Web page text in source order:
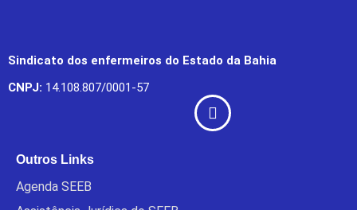
Sindicato dos enfermeiros do Estado da Bahia
CNPJ: 14.108.807/0001-57
Outros Links
Agenda SEEB